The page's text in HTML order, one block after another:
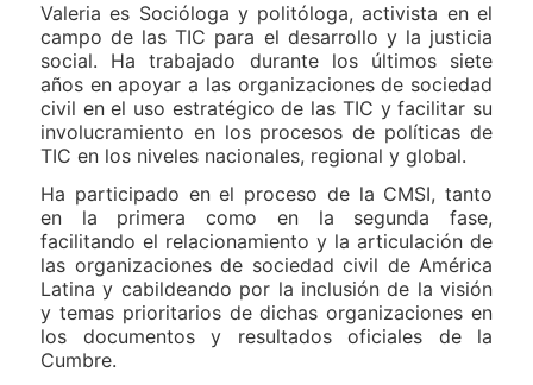
Valeria es Socióloga y politóloga, activista en el
campo de las TIC para el desarrollo y la justicia
social. Ha trabajado durante los últimos siete
años en apoyar a las organizaciones de sociedad
civil en el uso estratégico de las TIC y facilitar su
involucramiento en los procesos de políticas de
TIC en los niveles nacionales, regional y global.
Ha participado en el proceso de la CMSI, tanto
en la primera como en la segunda fase,
facilitando el relacionamiento y la articulación de
las organizaciones de sociedad civil de América
Latina y cabildeando por la inclusión de la visión
y temas prioritarios de dichas organizaciones en
los documentos y resultados oficiales de la
Cumbre.